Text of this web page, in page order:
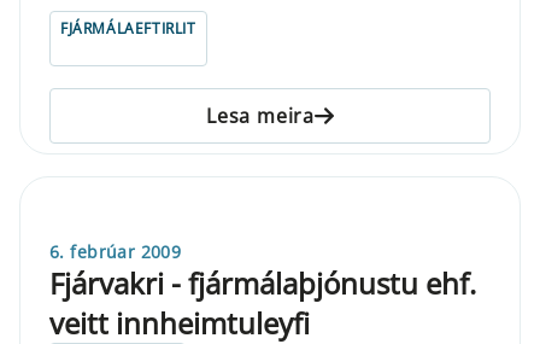
FJÁRMÁLAEFTIRLIT
Lesa meira
6. febrúar 2009
Fjárvakri - fjármálaþjónustu ehf.
veitt innheimtuleyfi